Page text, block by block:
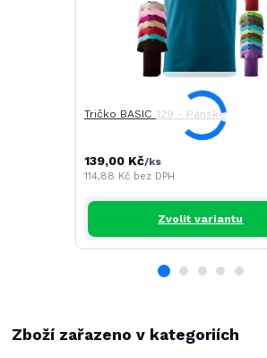
Tričko BASIC 129 - Pánské
139,00 Kč/ks
114,88 Kč bez DPH
Zvolit variantu
Zboží zařazeno v kategoriích